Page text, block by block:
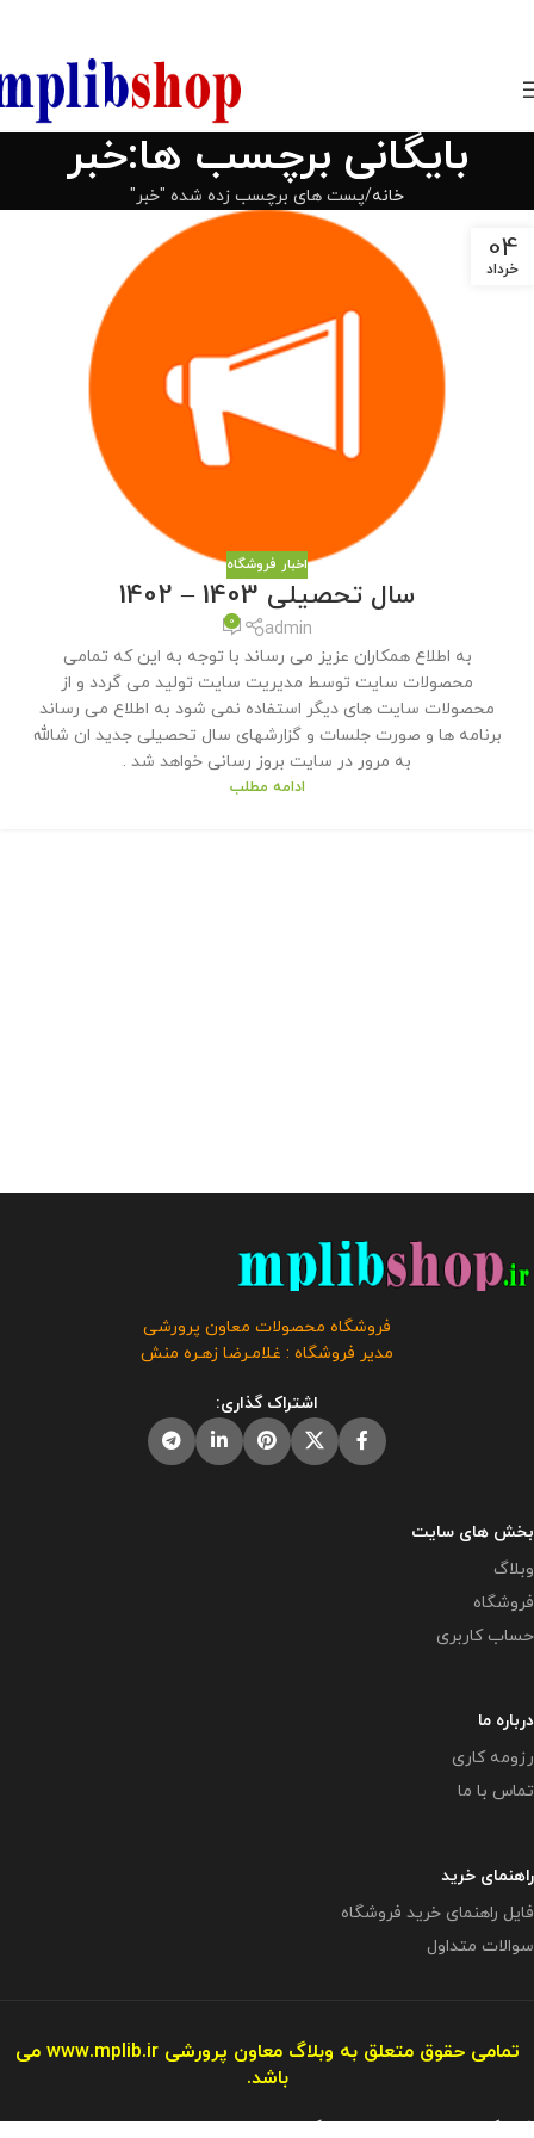
بایگانی برچسب ها:خبر
خانه پست های برچسب زده شده "خبر"
04
خرداد
اخبار فروشگاه
سال تحصیلی 1403 – 1402
admin
0
به اطلاع همکاران عزیز می رساند با توجه به این که تمامی
محصولات سایت توسط مدیریت سایت تولید می گردد و از
محصولات سایت های دیگر استفاده نمی شود به اطلاع می رساند
برنامه ها و صورت جلسات و گزارشهای سال تحصیلی جدید ان شالله
به مرور در سایت بروز رسانی خواهد شد .
ادامه مطلب
فروشگاه محصولات معاون پرورشی
مدیر فروشگاه : غلامـرضا زهـره منش
اشتراک گذاری:
بخش های سایت
وبلاگ
فروشگاه
حساب کاربری
درباره ما
رزومه کاری
تماس با ما
راهنمای خرید
فایل راهنمای خرید فروشگاه
سوالات متداول
تمامی حقوق متعلق به وبلاگ معاون پرورشیwww.mplib.ir می
باشد.